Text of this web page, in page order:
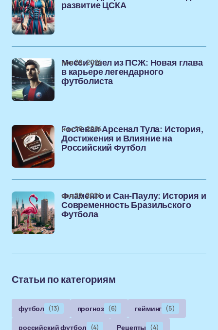
развитие ЦСКА
Месси ушел из ПСЖ: Новая глава
в карьере легендарного
футболиста
ноя 29, 2024
Гостевая Арсенал Тула: История,
Достижения и Влияние на
Российский Футбол
ноя 26, 2024
Фламенго и Сан-Паулу: История и
Современность Бразильского
Футбола
ноя 22, 2024
Статьи по категориям
футбол (13) прогноз (6) гейминг (5)
российский футбол (4) Рецепты (4)